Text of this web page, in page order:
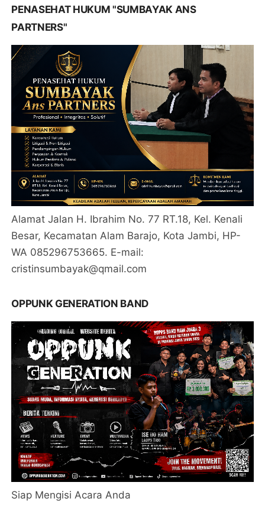
PENASEHAT HUKUM "SUMBAYAK ANS
PARTNERS"
Alamat Jalan H. Ibrahim No. 77 RT.18, Kel. Kenali
Besar, Kecamatan Alam Barajo, Kota Jambi, HP-
WA 085296753665. E-mail:
cristinsumbayak@qmail.com
OPPUNK GENERATION BAND
Siap Mengisi Acara Anda